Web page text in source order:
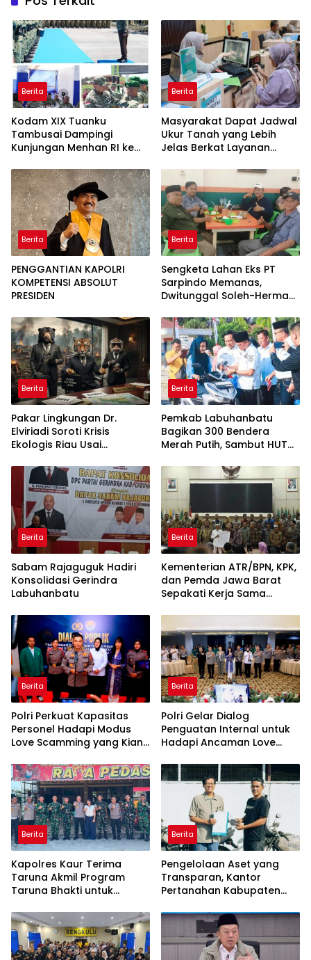
Berita
Kodam XIX Tuanku
Tambusai Dampingi
Kunjungan Menhan RI ke
Perkuat Pembangunan
Satuan
Berita
Masyarakat Dapat Jadwal
Ukur Tanah yang Lebih
Jelas Berkat Layanan
Berita
PENGGANTIAN KAPOLRI
KOMPETENSI ABSOLUT
PRESIDEN
Berita
Sengketa Lahan Eks PT
Sarpindo Memanas,
Dwitunggal Soleh-Herman
ke Pulau Rupat
Berita
Pakar Lingkungan Dr.
Elviriadi Soroti Krisis
Ekologis Riau Usai
Monyet, Harimau, dan
Beruang Terhadap Warga
Berita
Pemkab Labuhanbatu
Bagikan 300 Bendera
Merah Putih, Sambut HUT
Berita
Sabam Rajaguguk Hadiri
Konsolidasi Gerindra
Labuhanbatu
Berita
Kementerian ATR/BPN, KPK,
dan Pemda Jawa Barat
Sepakati Kerja Sama
Korupsi serta Penguatan
Ekonomi Daerah
Berita
Polri Perkuat Kapasitas
Personel Hadapi Modus
Love Scamming yang Kian
Berita
Polri Gelar Dialog
Penguatan Internal untuk
Hadapi Ancaman Love
Berita
Kapolres Kaur Terima
Taruna Akmil Program
Taruna Bhakti untuk
Rakyat Kabupaten Kaur
Berita
Pengelolaan Aset yang
Transparan, Kantor
Pertanahan Kabupaten
kepada Pemenang Lelang